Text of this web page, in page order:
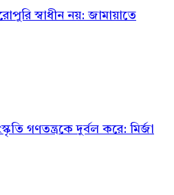
স্বাধীন নয়: জামায়াতে
গণতন্ত্রকে দুর্বল করে: মির্জা